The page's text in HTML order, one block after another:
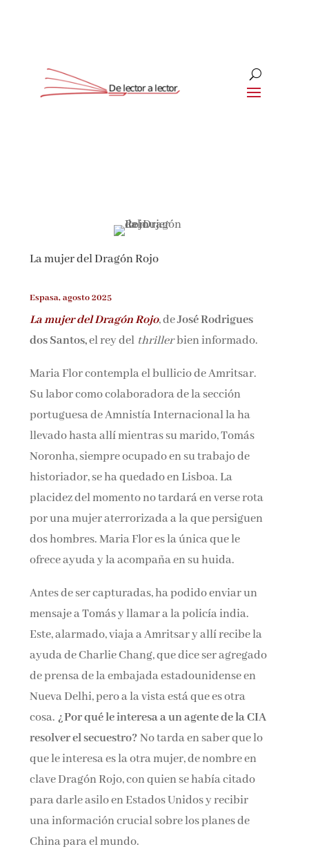
La mujer del Dragón Rojo
Espasa, agosto 2025
La mujer del Dragón Rojo, deJosé Rodrigues
dos Santos,el rey del thrillerbien informado.
Maria Flor contempla el bullicio de Amritsar.
Su labor como colaboradora de la sección
portuguesa de Amnistía Internacional la ha
llevado hasta allí mientras su marido, Tomás
Noronha, siempre ocupado en su trabajo de
historiador, se ha quedado en Lisboa. La
placidez del momento no tardará en verse rota
por una mujer aterrorizada a la que persiguen
dos hombres. Maria Flor es la única que le
ofrece ayuda y la acompaña en su huida.
Antes de ser capturadas, ha podido enviar un
mensaje a Tomás y llamar a la policía india.
Este, alarmado, viaja a Amritsar y allí recibe la
ayuda de Charlie Chang, que dice ser agregado
de prensa de la embajada estadounidense en
Nueva Delhi, pero a la vista está que es otra
cosa.¿Por qué le interesa a un agente de la CIA
resolver el secuestro?No tarda en saber que lo
que le interesa es la otra mujer, de nombre en
clave Dragón Rojo, con quien se había citado
para darle asilo en Estados Unidos y recibir
una información crucial sobre los planes de
China para el mundo.
Suscríbete
Únete a nuestra comunidad de amantes de la
Nombre*
Email*
Por favor, acepta los
de privacidad